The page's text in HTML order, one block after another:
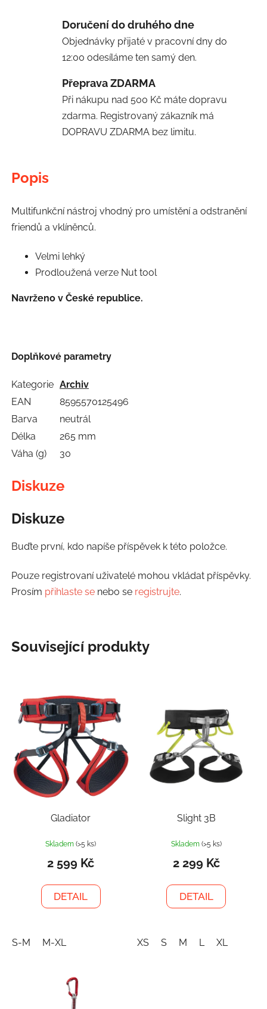
Doručení do druhého dne
Objednávky přijaté v pracovní dny do
12:00 odesíláme ten samý den.
Přeprava ZDARMA
Při nákupu nad 500 Kč máte dopravu
zdarma. Registrovaný zákazník má
DOPRAVU ZDARMA bez limitu.
Popis
Multifunkční nástroj vhodný pro umístění a odstranění
friendů a vklíněnců.
Velmi lehký
Prodloužená verze Nut tool
Navrženo v České republice.
Doplňkové parametry
Kategorie Archiv
EAN
8595570125496
Barva
neutrál
Délka
265 mm
Váha (g)
30
Diskuze
Diskuze
Buďte první, kdo napíše příspěvek k této položce.
Pouze registrovaní uživatelé mohou vkládat příspěvky.
Prosím přihlaste senebo se registrujte.
Související produkty
Gladiator
Skladem(>5 ks)
2 599 Kč
DETAIL
S-M M-XL
Slight 3B
Skladem (>5 ks)
2 299 Kč
DETAIL
XS S M L XL